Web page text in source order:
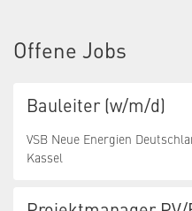
Offene Jobs
Bauleiter (w/m/d)
VSB Neue Energien
Kassel